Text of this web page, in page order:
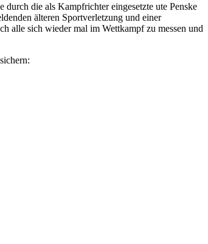
die als Kampfrichter eingesetzte ute Penske
älteren Sportverletzung und einer
alle sich wieder mal im Wettkampf zu messen und